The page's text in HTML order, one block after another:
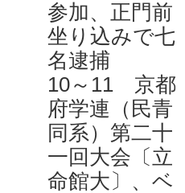
参加、正門前
坐り込みで七
名逮捕
10～11 京都
府学連（民青
同系）第二十
一回大会〔立
命館大〕、ベ